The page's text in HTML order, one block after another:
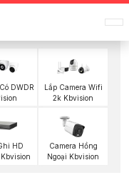
DWDR
Lắp Camera Wifi
2k Kbvision
HD
Camera Hồng
Ngoại Kbvision